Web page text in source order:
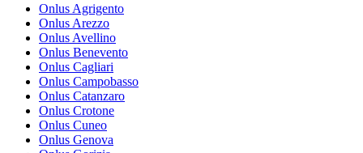
Onlus Agrigento
Onlus Arezzo
Onlus Avellino
Onlus Benevento
Onlus Cagliari
Onlus Campobasso
Onlus Catanzaro
Onlus Crotone
Onlus Cuneo
Onlus Genova